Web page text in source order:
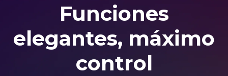
Funciones
elegantes, máximo
control